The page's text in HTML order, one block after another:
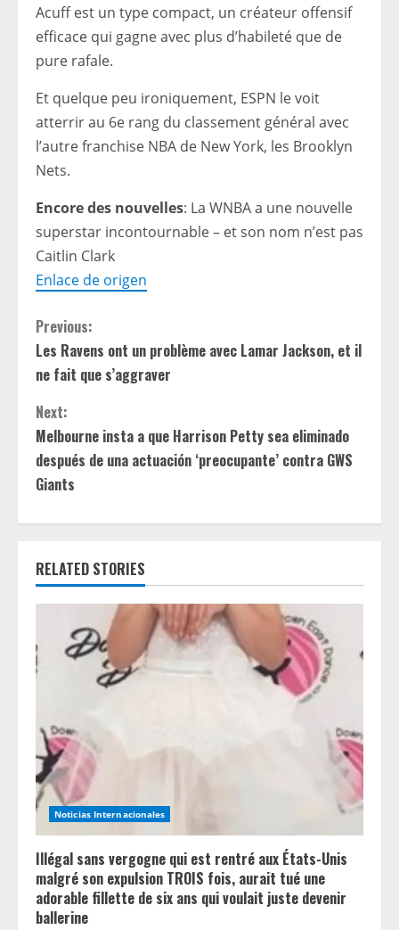
Acuff est un type compact, un créateur offensif
efficace qui gagne avec plus d’habileté que de
pure rafale.
Et quelque peu ironiquement, ESPN le voit
atterrir au 6e rang du classement général avec
l’autre franchise NBA de New York, les Brooklyn
Nets.
Encore des nouvelles: La WNBA a une nouvelle
superstar incontournable – et son nom n’est pas
Caitlin Clark
Enlace de origen
C
o
n
t
i
n
u
e
e
d
i
n
g
Previous:
Les Ravens ont un problème avec Lamar Jackson, et il
ne fait que s’aggraver
Next:
Melbourne insta a que Harrison Petty sea eliminado
después de una actuación ‘preocupante’ contra GWS
Giants
RELATED STORIES
Noticias Internacionales
Illégal sans vergogne qui est rentré aux États-Unis
malgré son expulsion TROIS fois, aurait tué une
adorable fillette de six ans qui voulait juste devenir
ballerine